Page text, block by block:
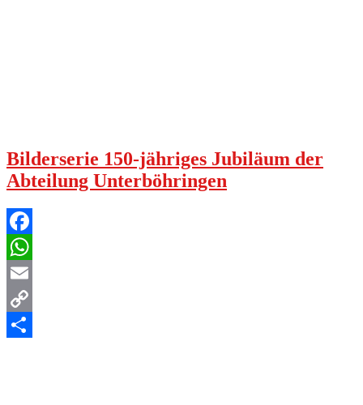
Bilderserie 150-jähriges Jubiläum der
Abteilung Unterböhringen
Facebook
WhatsApp
Email
Copy